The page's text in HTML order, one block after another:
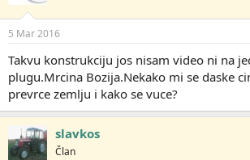
5 Mar 2016
Takvu konstrukciju jos nisam video ni na
plugu.Mrcina Bozija.Nekako mi se daske
prevrce zemlju i kako se vuce?
slavkos
Član